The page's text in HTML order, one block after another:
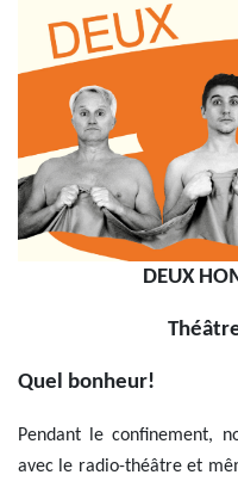
DEUX
Quel bonheur!
Pendant le confinement,
avec le radio-théâtre et